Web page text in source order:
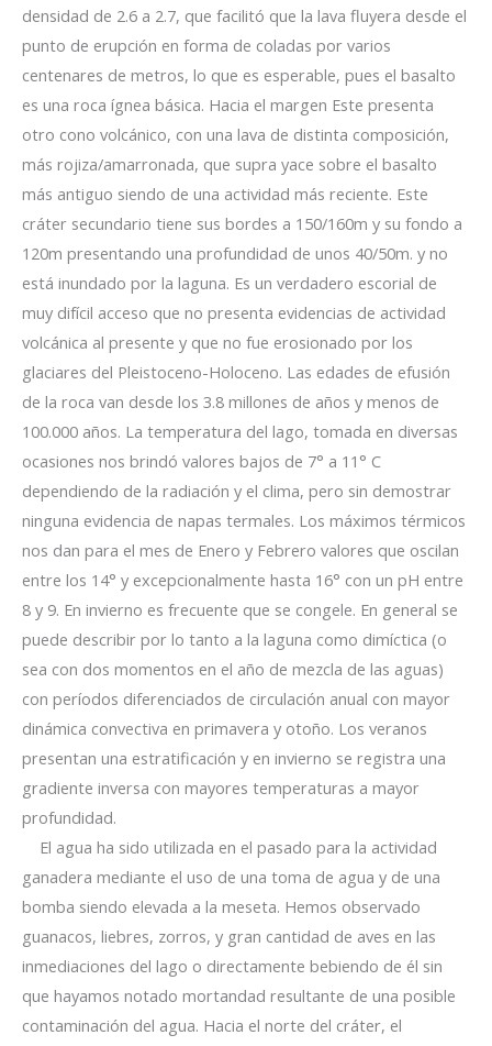
densidad de 2.6 a 2.7, que facilitó que la lava fluyera desde el
punto de erupción en forma de coladas por varios
centenares de metros, lo que es esperable, pues el basalto
es una roca ígnea básica. Hacia el margen Este presenta
otro cono volcánico, con una lava de distinta composición,
más rojiza/amarronada, que supra yace sobre el basalto
más antiguo siendo de una actividad más reciente. Este
cráter secundario tiene sus bordes a 150/160m y su fondo a
120m presentando una profundidad de unos 40/50m. y no
está inundado por la laguna. Es un verdadero escorial de
muy difícil acceso que no presenta evidencias de actividad
volcánica al presente y que no fue erosionado por los
glaciares del Pleistoceno-Holoceno. Las edades de efusión
de la roca van desde los 3.8 millones de años y menos de
100.000 años. La temperatura del lago, tomada en diversas
ocasiones nos brindó valores bajos de 7° a 11° C
dependiendo de la radiación y el clima, pero sin demostrar
ninguna evidencia de napas termales. Los máximos térmicos
nos dan para el mes de Enero y Febrero valores que oscilan
entre los 14° y excepcionalmente hasta 16° con un pH entre
8 y 9. En invierno es frecuente que se congele. En general se
puede describir por lo tanto a la laguna como dimíctica (o
sea con dos momentos en el año de mezcla de las aguas)
con períodos diferenciados de circulación anual con mayor
dinámica convectiva en primavera y otoño. Los veranos
presentan una estratificación y en invierno se registra una
gradiente inversa con mayores temperaturas a mayor
profundidad.
El agua ha sido utilizada en el pasado para la actividad
ganadera mediante el uso de una toma de agua y de una
bomba siendo elevada a la meseta. Hemos observado
guanacos, liebres, zorros, y gran cantidad de aves en las
inmediaciones del lago o directamente bebiendo de él sin
que hayamos notado mortandad resultante de una posible
contaminación del agua. Hacia el norte del cráter, el